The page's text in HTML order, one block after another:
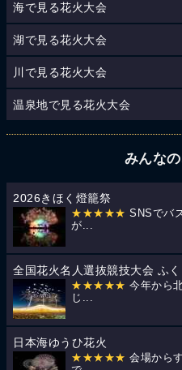
海で見る花火大会
湖で見る花火大会
川で見る花火大会
温泉地で見る花火大会
みんな
2026きほく燈籠祭
★★★★★ SNSでバ
が...
全国花火名人選抜競技大会 ふ
★★★★★ 今年から
じ...
日本海ゆうひ花火
★★★★★ 会場から